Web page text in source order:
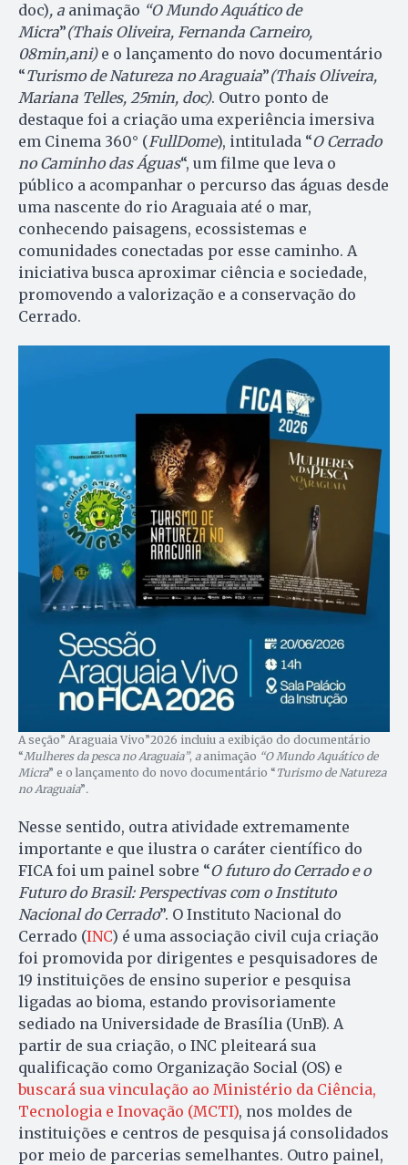
doc), a animação “O Mundo Aquático de
Micra”(Thais Oliveira, Fernanda Carneiro,
08min,ani)e o lançamento do novo documentário
“Turismo de Natureza no Araguaia”(Thais Oliveira,
Mariana Telles, 25min, doc). Outro ponto de
destaque foi a criação uma experiência imersiva
em Cinema 360° (FullDome), intitulada “O Cerrado
no Caminho das Águas“, um filme que leva o
público a acompanhar o percurso das águas desde
uma nascente do rio Araguaia até o mar,
conhecendo paisagens, ecossistemas e
comunidades conectadas por esse caminho. A
iniciativa busca aproximar ciência e sociedade,
promovendo a valorização e a conservação do
Cerrado.
A seção” Araguaia Vivo”2026 incluiu a exibição do documentário
“Mulheres da pesca no Araguaia”, aanimação “O Mundo Aquático de
Micra” e o lançamento do novo documentário “ Turismo de Natureza
no Araguaia”.
Nesse sentido, outra atividade extremamente
importante e que ilustra o caráter científico do
FICA foi um painel sobre “O futuro do Cerrado e o
Futuro do Brasil: Perspectivas com o Instituto
Nacional do Cerrado”. O Instituto Nacional do
Cerrado (INC) é uma associação civil cuja criação
foi promovida por dirigentes e pesquisadores de
19 instituições de ensino superior e pesquisa
ligadas ao bioma, estando provisoriamente
sediado na Universidade de Brasília (UnB). A
partir de sua criação, o INC pleiteará sua
qualificação como Organização Social (OS) e
buscará sua vinculação ao Ministério da Ciência,
Tecnologia e Inovação (MCTI), nos moldes de
instituições e centros de pesquisa já consolidados
por meio de parcerias semelhantes. Outro painel,